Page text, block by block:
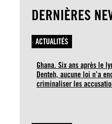
DERNIÈRES
ACTUALITÉS
Ghana. Six ans après le
Denteh, aucune loi n’a
criminaliser les